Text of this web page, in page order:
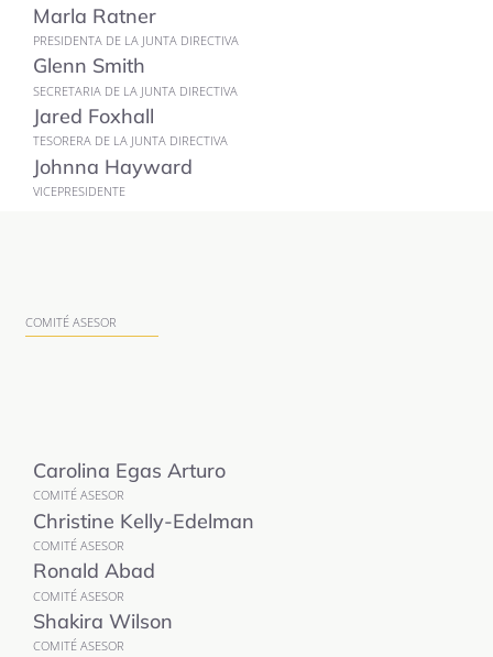
Marla Ratner
PRESIDENTA DE LA JUNTA DIRECTIVA
Glenn Smith
SECRETARIA DE LA JUNTA DIRECTIVA
Jared Foxhall
TESORERA DE LA JUNTA DIRECTIVA
Johnna Hayward
VICEPRESIDENTE
COMITÉ ASESOR
Carolina Egas Arturo
COMITÉ ASESOR
Christine Kelly-Edelman
COMITÉ ASESOR
Ronald Abad
COMITÉ ASESOR
Shakira Wilson
COMITÉ ASESOR